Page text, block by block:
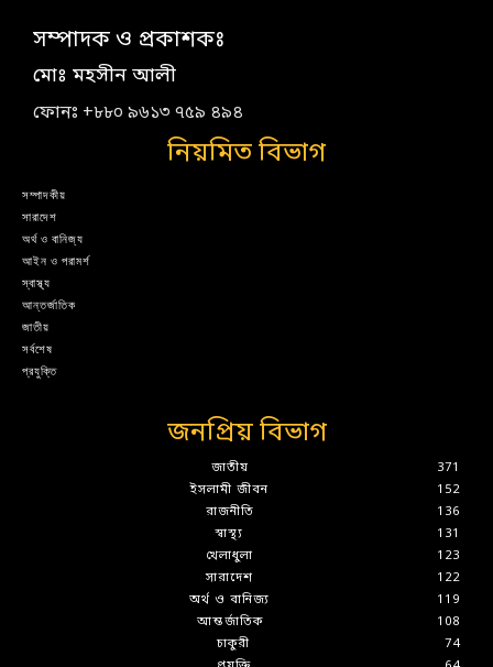
সম্পাদক ও প্রকাশকঃ
মোঃ মহসীন আলী
ফোনঃ +৮৮০ ৯৬১৩ ৭৫৯ ৪৯৪
নিয়মিত বিভাগ
সম্পাদকীয়
সারাদেশ
অর্থ ও বানিজ্য
আইন ও পরামর্শ
স্বাস্থ্য
আন্তর্জাতিক
জাতীয়
সর্বশেষ
প্রযুক্তি
জনপ্রিয় বিভাগ
জাতীয়
371
ইসলামী জীবন
152
রাজনীতি
136
স্বাস্থ্য
131
খেলাধুলা
123
সারাদেশ
122
অর্থ ও বানিজ্য
119
আন্তর্জাতিক
108
চাকুরী
74